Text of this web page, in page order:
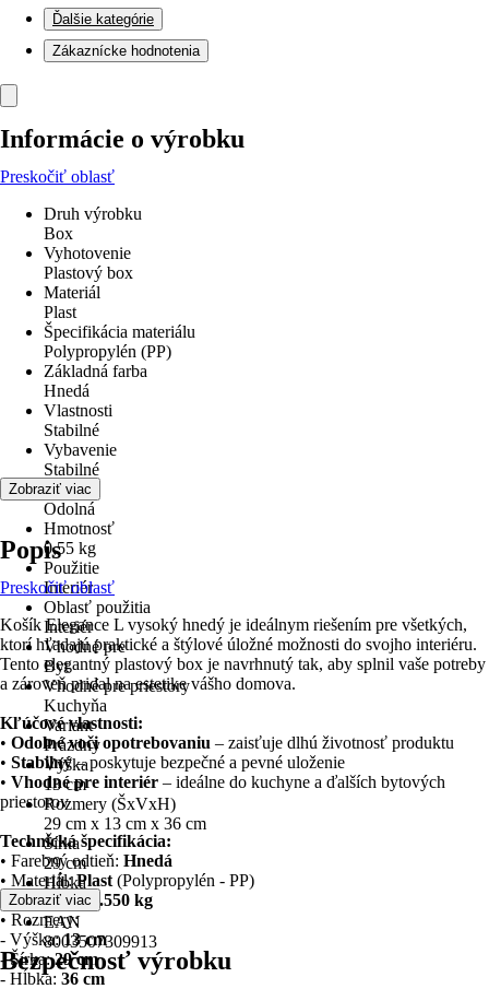
Ďalšie kategórie
Zákaznícke hodnotenia
Informácie o výrobku
Preskočiť oblasť
Druh výrobku
Box
Vyhotovenie
Plastový box
Materiál
Plast
Špecifikácia materiálu
Polypropylén (PP)
Základná farba
Hnedá
Vlastnosti
Stabilné
Vybavenie
Stabilné
Funkcie
Odolná
Hmotnosť
0,55 kg
Použitie
Interiér
Oblasť použitia
Interiér
Vhodné pre
Byt
Vhodné pre priestory
Kuchyňa
Variant
Prázdny
Výška
13 cm
Rozmery (ŠxVxH)
29 cm x 13 cm x 36 cm
Šírka
29 cm
Hĺbka
36 cm
EAN
8003507309913
Zobraziť viac
Popis
Preskočiť oblasť
Košík Elegance L vysoký hnedý je ideálnym riešením pre všetkých,
ktorí hľadajú praktické a štýlové úložné možnosti do svojho interiéru.
Tento elegantný plastový box je navrhnutý tak, aby splnil vaše potreby
a zároveň pridal na estetike vášho domova.
Kľúčové vlastnosti:
• Odolné voči opotrebovaniu – zaisťuje dlhú životnosť produktu
• Stabilný– poskytuje bezpečné a pevné uloženie
• Vhodné pre interiér – ideálne do kuchyne a ďalších bytových
priestorov
Technická špecifikácia:
• Farebný odtieň: Hnedá
• Materiál:Plast (Polypropylén - PP)
• Hmotnosť: 0.550 kg
• Rozmery:
- Výška:13 cm
- Šírka:29 cm
- Hĺbka: 36 cm
Zobraziť viac
Bezpečnosť výrobku